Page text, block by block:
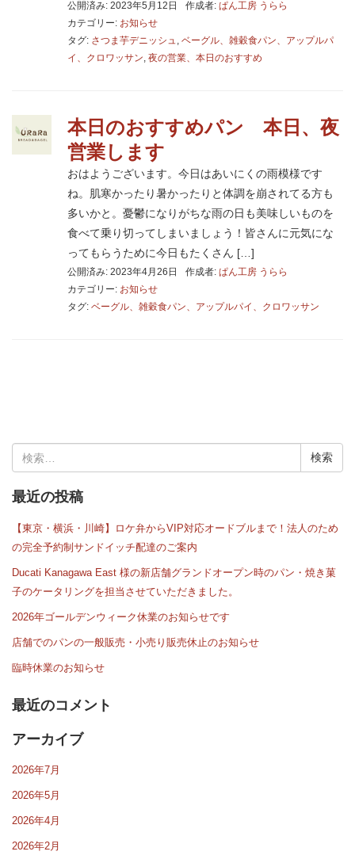
公開済み: 2023年5月12日 作成者: ぱん工房 うらら
カテゴリー: お知らせ
タグ: さつま芋デニッシュ, ベーグル、雑穀食パン、アップルパ
イ、クロワッサン, 夜の営業、本日のおすすめ
本日のおすすめパン 本日、夜
営業します
おはようございます。今日はあいにくの雨模様です
ね。肌寒かったり暑かったりと体調を崩されてる方も
多いかと。憂鬱になりがちな雨の日も美味しいものを
食べて乗り切ってしまいましょう！皆さんに元気にな
ってもらうために今日もたくさん […]
公開済み: 2023年4月26日 作成者: ぱん工房 うらら
カテゴリー: お知らせ
タグ: ベーグル、雑穀食パン、アップルパイ、クロワッサン
索:
最近の投稿
【東京・横浜・川崎】ロケ弁からVIP対応オードブルまで！法人のため
の完全予約制サンドイッチ配達のご案内
Ducati Kanagawa East 様の新店舗グランドオープン時のパン・焼き菓
子のケータリングを担当させていただきました。
2026年ゴールデンウィーク休業のお知らせです
店舗でのパンの一般販売・小売り販売休止のお知らせ
臨時休業のお知らせ
最近のコメント
アーカイブ
2026年7月
2026年5月
2026年4月
2026年2月